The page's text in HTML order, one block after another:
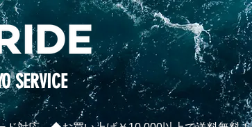
SERVICE